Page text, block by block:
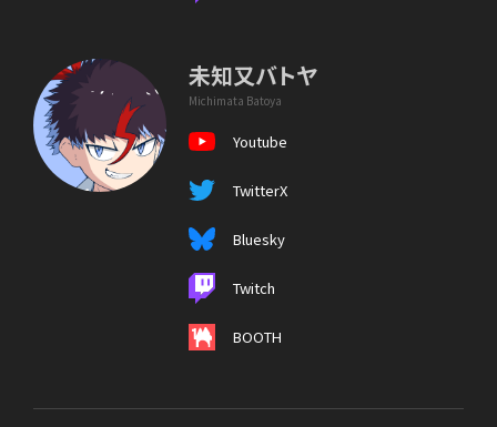
未知又バトヤ
Michimata Batoya
Youtube
TwitterX
Bluesky
Twitch
BOOTH